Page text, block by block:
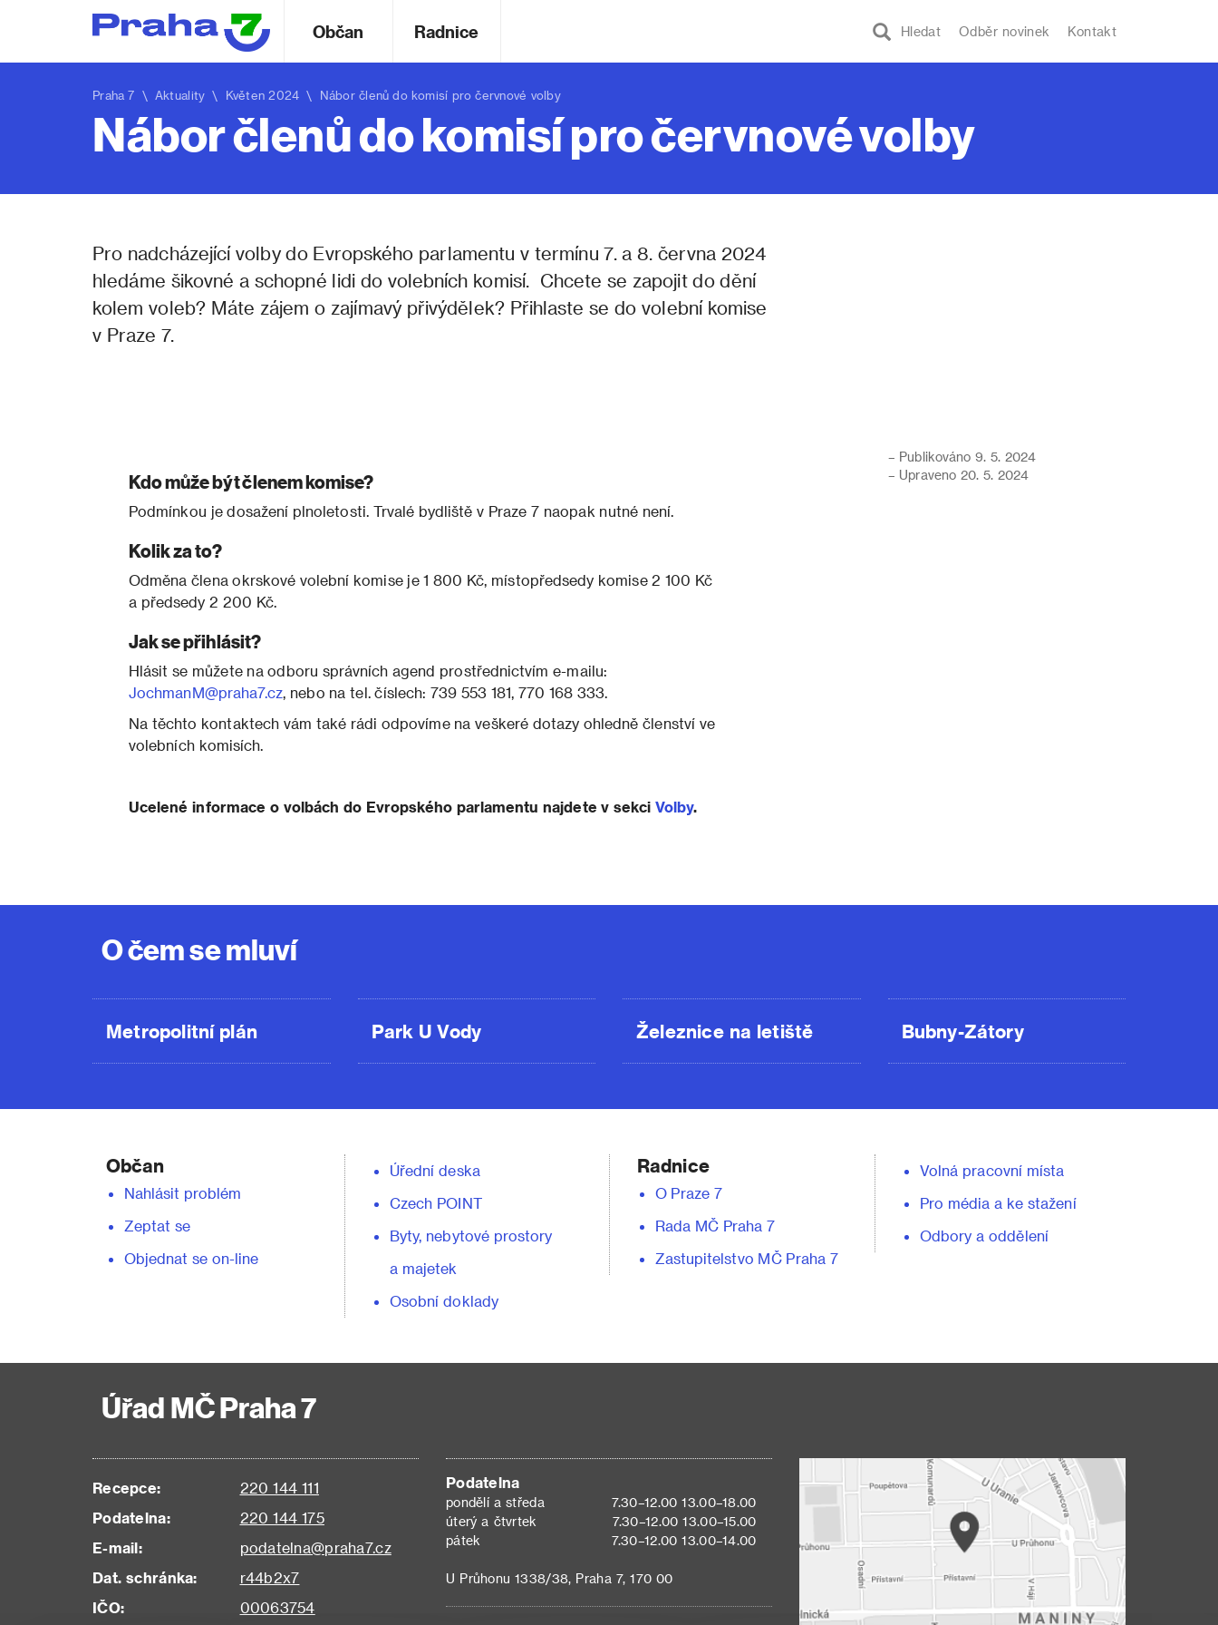
Hledat Odběr novinek Kontakt
Občan Radnice
Praha 7 \ Aktuality \ Květen 2024 \ Nábor členů do komisí pro červnové volby
Nábor členů do komisí pro červnové volby
Pro nadcházející volby do Evropského parlamentu v termínu 7. a 8. června 2024
hledáme šikovné a schopné lidi do volebních komisí. Chcete se zapojit do dění
kolem voleb? Máte zájem o zajímavý přivýdělek? Přihlaste se do volební komise
v Praze 7.
Kdo může být členem komise?
Podmínkou je dosažení plnoletosti. Trvalé bydliště v Praze 7 naopak nutné není.
Kolik za to?
Odměna člena okrskové volební komise je 1 800 Kč, místopředsedy komise 2 100 Kč
a předsedy 2 200 Kč.
Jak se přihlásit?
Hlásit se můžete na odboru správních agend prostřednictvím e-mailu:
JochmanM@praha7.cz, nebo na tel. číslech: 739 553 181, 770 168 333.
Na těchto kontaktech vám také rádi odpovíme na veškeré dotazy ohledně členství ve
volebních komisích.
Ucelené informace o volbách do Evropského parlamentu najdete v sekci Volby.
– Publikováno 9. 5. 2024
– Upraveno 20. 5. 2024
O čem se mluví
Metropolitní plán Park U Vody Železnice na letiště Bubny-Zátory
Občan
Nahlásit problém
Zeptat se
Objednat se on-line
Úřední deska
Czech POINT
Byty, nebytové prostory
a majetek
Osobní doklady
Radnice
O Praze 7
Rada MČ Praha 7
Zastupitelstvo MČ Praha 7
Volná pracovní místa
Pro média a ke stažení
Odbory a oddělení
Úřad MČ Praha 7
Recepce:
220 144 111
Podatelna:
220 144 175
E-mail:
podatelna@praha7.cz
Dat. schránka:
r44b2x7
IČO:
00063754
Podatelna
pondělí a středa
7.30–12.00 13.00–18.00
úterý a čtvrtek
7.30–12.00 13.00–15.00
pátek
7.30–12.00 13.00–14.00
U Průhonu 1338/38, Praha 7, 170 00